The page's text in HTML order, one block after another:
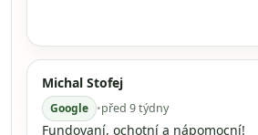
Michal Stofej
Google •před 9 týdny
Fundovaní, ochotní a nápomocní!